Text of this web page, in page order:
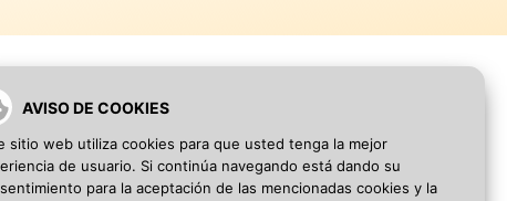
AVISO DE COOKIES
sitio web utiliza cookies para que usted tenga la mejor
de usuario. Si continúa navegando está dando su
para la aceptación de las mencionadas cookies y la
Blog·Aviso Legal·Política de privacidad